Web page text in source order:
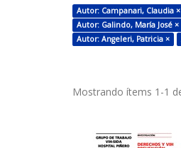
Autor: Campanari, Claudia ×
Autor: Galindo, María José ×
Autor: Angeleri, Patricia ×
Mostrando ítems 1-1